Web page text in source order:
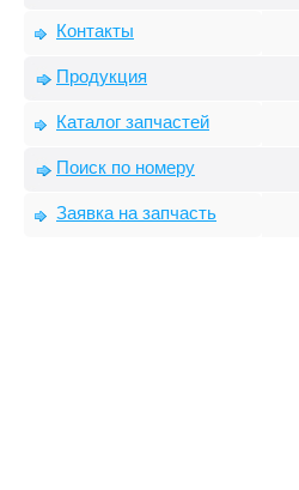
Контакты
Продукция
Каталог запчастей
Поиск по номеру
Заявка на запчасть